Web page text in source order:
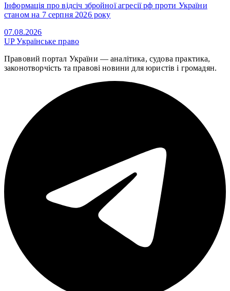
Інформація про відсіч збройної агресії рф проти України
станом на 7 серпня 2026 року
07.08.2026
UPУкраїнське право
Правовий портал України — аналітика, судова практика,
законотворчість та правові новини для юристів і громадян.